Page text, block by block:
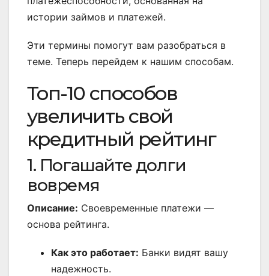
истории займов и платежей.
Эти термины помогут вам разобраться в
теме. Теперь перейдем к нашим способам.
Топ-10 способов
увеличить свой
кредитный рейтинг
1. Погашайте долги
вовремя
Описание: Своевременные платежи —
основа рейтинга.
Как это работает: Банки видят вашу
надежность.